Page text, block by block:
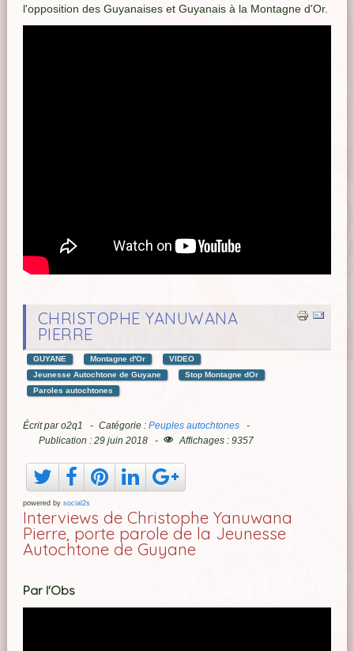
l'opposition des Guyanaises et Guyanais à la Montagne d'Or.
CHRISTOPHE YANUWANA
PIERRE
GUYANE Montagne d'Or
VIDEO
Jeunesse Autochtone de Guyane
Stop Montagne dOr
Paroles autochtones
Écrit paro2q1 Catégorie : Peuples autochtones
Publication : 29 juin 2018
Affichages : 9357
powered by social2s
Interviews de Christophe Yanuwana
Pierre, porte parole de la Jeunesse
Autochtone de Guyane
Par l'Obs